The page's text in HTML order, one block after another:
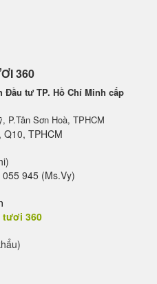
360
Đầu tư TP. Hồ Chí Minh cấp
P.Tân Sơn Hoà, TPHCM
Q10, TPHCM
945 (Ms.Vy)
tươi 360